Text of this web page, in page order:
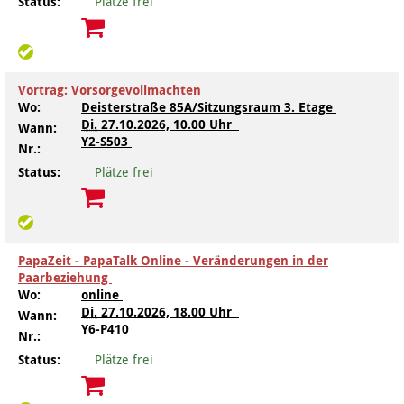
Kindertagesstätte Schneiderberg
Kindertagesstätte Tresckowstraße
Kindertagesstätte Voltmerstraße
Kindertagesstätte Wiehbergstraße
Offene Sprach-Sprechstunde
Kindertagesstätte Moorlilienweg /
Familienzentrum
Kindertagesstätte Petermannstraße /
Familienzentrum
Kindertagesstätte Pfarrlandplatz
Hör- und Sprachheilkindergarten Ratswiese
Kindertagesstätte Rosenbergstraße
Kindertagesstätte Schneiderberg
Kindertagesstätte Schweriner Straße /
Familienzentrum
Kindertagesstätte Sylter Weg
Vortrag: Vorsorgevollmachten
Wo:
Deisterstraße 85A/Sitzungsraum 3. Etage
Wann:
Di. 27.10.2026, 10.00 Uhr
Nr.:
Y2-S503
Status:
Plätze frei
PapaZeit - PapaTalk Online - Veränderungen in der
Paarbeziehung
Wo:
online
Wann:
Di. 27.10.2026, 18.00 Uhr
Nr.:
Y6-P410
Status:
Plätze frei